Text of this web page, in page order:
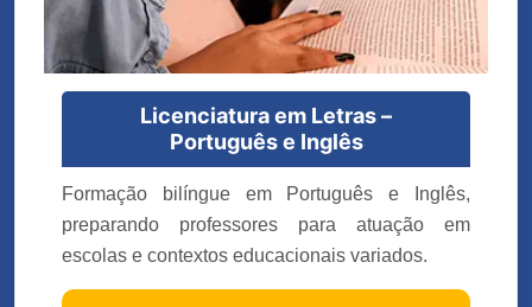
Licenciatura em Letras –
Português e Inglês
Formação bilíngue em Português e Inglês,
preparando professores para atuação em
escolas e contextos educacionais variados.